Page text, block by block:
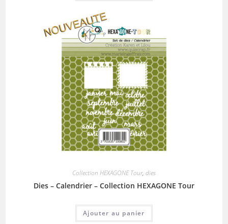
Collection HEXAGONE Tour, dies
Dies – Calendrier – Collection HEXAGONE Tour
Ajouter au panier